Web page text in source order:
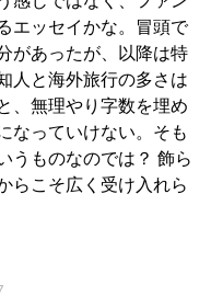
エッセイかな。冒頭で
があったが、以降は特
人と海外旅行の多さは
無理やり字数を埋め
なっていけない。そも
うものなのでは？ 飾ら
らこそ広く受け入れら